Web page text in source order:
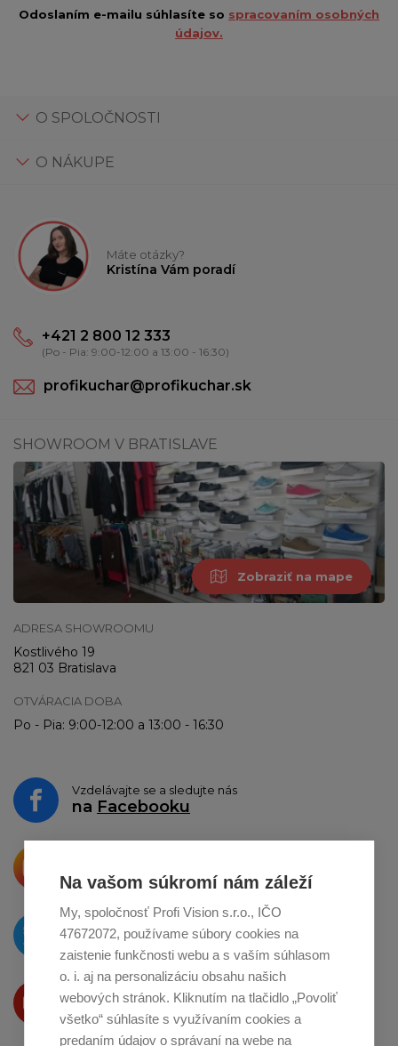
Odoslaním e-mailu súhlasíte so spracovaním osobných
údajov.
O SPOLOČNOSTI
O NÁKUPE
Máte otázky?
Kristína Vám poradí
+421 2 800 12 333
(Po - Pia: 9:00-12:00 a 13:00 - 16:30)
profikuchar@profikuchar.sk
SHOWROOM V BRATISLAVE
Zobraziť na mape
ADRESA SHOWROOMU
Kostlivého 19
821 03 Bratislava
OTVÁRACIA DOBA
Po - Pia: 9:00-12:00 a 13:00 - 16:30
Vzdelávajte se a sledujte nás
na Facebooku
o zdieľanie naInstagrame
O novinkách píšeme
naTwitteri
Produkty Vám predstavujeme
na Youtube
Na vašom súkromí nám záleží
My, spoločnosť Profi Vision s.r.o., IČO
47672072, používame súbory cookies na
zaistenie funkčnosti webu a s vaším súhlasom
o. i. aj na personalizáciu obsahu našich
webových stránok. Kliknutím na tlačidlo „Povoliť
všetko“ súhlasíte s využívaním cookies a
predaním údajov o správaní na webe na